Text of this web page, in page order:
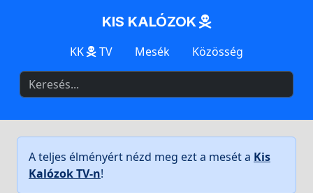
KIS KALÓZOK
KK TV Mesék Közösség
A teljes élményért nézd meg ezt a mesét a Kis
Kalózok TV-n!